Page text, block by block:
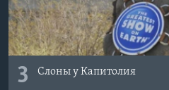
3 Слоны у Капитолия